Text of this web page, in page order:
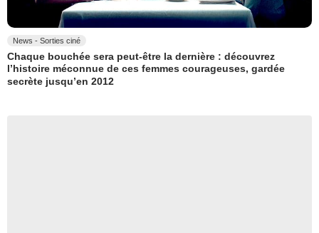
News - Sorties ciné
Chaque bouchée sera peut-être la dernière : découvrez
l’histoire méconnue de ces femmes courageuses, gardée
secrète jusqu’en 2012